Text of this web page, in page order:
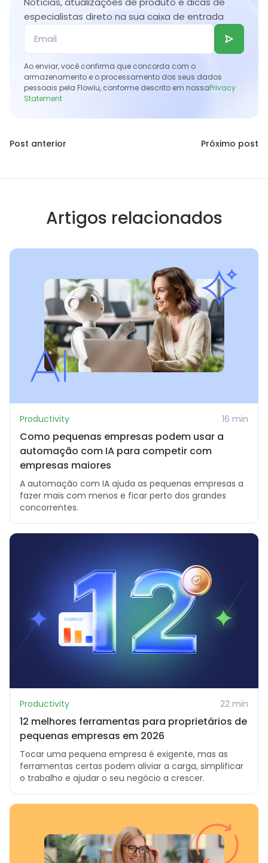
métodos qualitativos para capturar
feedback abrangente do usuário e insights
do cliente.
produto, moldam seu roadmap e revelam
pontos de atrito em toda a jornada do
cliente.
especialistas direto na sua caixa de entrada
Ao enviar, você confirma que concorda com o
armazenamento e o processamento dos seus dados
pessoais pela Flowlu, conforme descrito em nossaPrivacy
Statement
Post anterior Próximo post
Artigos relacionados
Productivity 16 min
Como pequenas empresas podem usar a
automação com IA para competir com
empresas maiores
A automação com IA ajuda as pequenas empresas a
fazer mais com menos e ficar perto dos grandes
concorrentes.
Productivity 22 min
12 melhores ferramentas para proprietários de
pequenas empresas em 2026
Tocar uma pequena empresa é exigente, mas as
ferramentas certas podem aliviar a carga, simplificar
o trabalho e ajudar o seu negócio a crescer.